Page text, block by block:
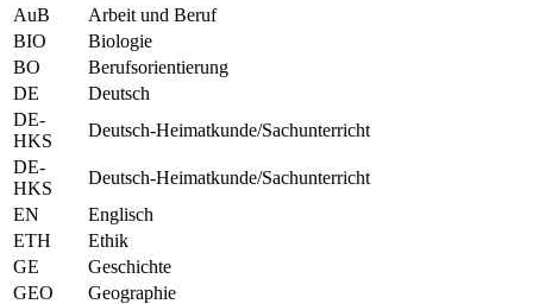
AuB
Arbeit und Beruf
BIO
Biologie
BO
Berufsorientierung
DE
Deutsch
DE-
HKS
Deutsch-Heimatkunde/Sachunterricht
DE-
HKS
Deutsch-Heimatkunde/Sachunterricht
EN
Englisch
ETH
Ethik
GE
Geschichte
GEO
Geographie